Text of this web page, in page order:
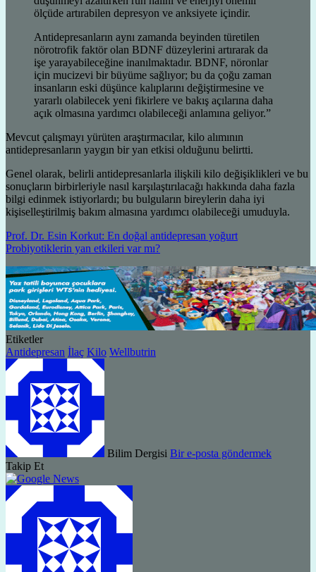
ölçüde artırabilen depresyon ve anksiyete içindir.
Antidepresanların aynı zamanda beyinden türetilen
nörotrofik faktör olan BDNF düzeylerini artırarak da
işe yarayabileceğine inanılmaktadır. BDNF, nöronlar
için mucizevi bir büyüme sağlıyor; bu da çoğu zaman
insanların eski düşünce kalıplarını değiştirmesine ve
yararlı olabilecek yeni fikirlere ve bakış açılarına daha
açık olmasına yardımcı olabileceği anlamına geliyor.”
Mevcut çalışmayı yürüten araştırmacılar, kilo alımının
antidepresanların yaygın bir yan etkisi olduğunu belirtti.
Genel olarak, belirli antidepresanlarla ilişkili kilo değişiklikleri ve bu
sonuçların birbirleriyle nasıl karşılaştırılacağı hakkında daha fazla
bilgi edinmek istiyorlardı; bu bulguların bireylerin daha iyi
kişiselleştirilmiş bakım almasına yardımcı olabileceği umuduyla.
Prof. Dr. Esin Korkut: En doğal antidepresan yoğurt
Probiyotiklerin yan etkileri var mı?
Etiketler
Antidepresan İlaç Kilo Wellbutrin
Bilim Dergisi Bir e-posta göndermek
Takip Et